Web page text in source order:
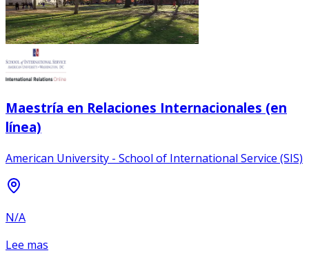
Maestría en Relaciones Internacionales (en
línea)
American University - School of International Service (SIS)
N/A
Lee mas